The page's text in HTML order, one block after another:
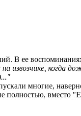
В ее
извозчике, когда
многие,
полностью,